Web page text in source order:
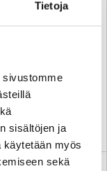
Tietoja
sivustomme
sisältöjen ja
käytetään myös
sekä
1 omistajalta
WHATSAPP